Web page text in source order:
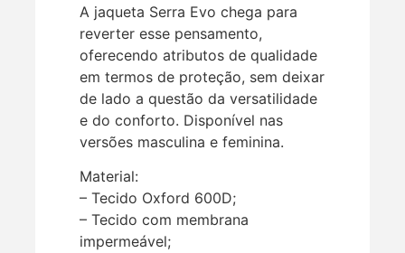
A jaqueta Serra Evo chega para
reverter esse pensamento,
oferecendo atributos de qualidade
em termos de proteção, sem deixar
de lado a questão da versatilidade
e do conforto. Disponível nas
versões masculina e feminina.
Material:
– Tecido Oxford 600D;
– Tecido com membrana
impermeável;